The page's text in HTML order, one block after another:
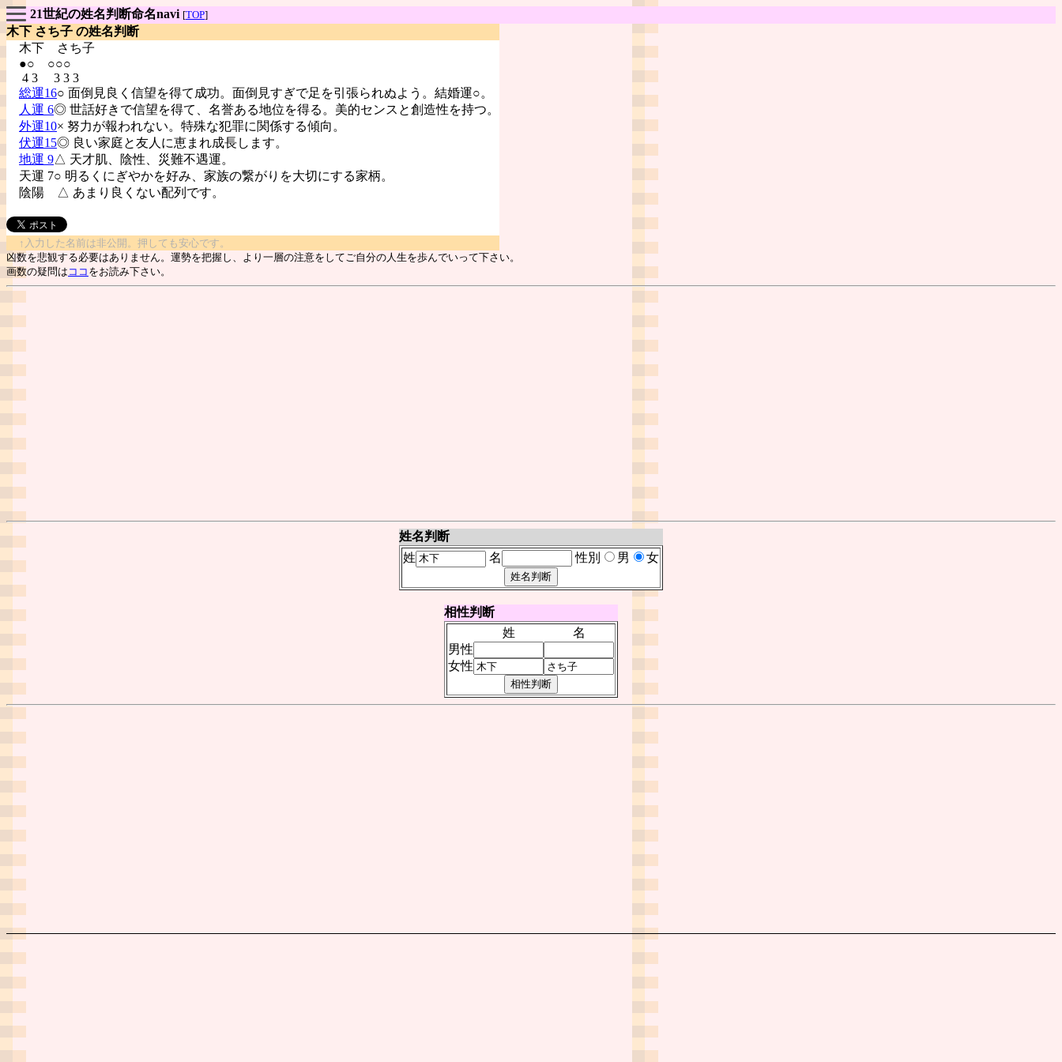
21世紀の姓名判断命名navi [TOP]
木下 さち子 の姓名判断
木下
さち子
●○ ○○○
4 3 3 3 3
総運16○ 面倒見良く信望を得て成功。面倒見すぎで足を引張られぬよう。結婚運○。
人運 6◎ 世話好きで信望を得て、名誉ある地位を得る。美的センスと創造性を持つ。
外運10× 努力が報われない。特殊な犯罪に関係する傾向。
伏運15◎ 良い家庭と友人に恵まれ成長します。
地運 9△ 天才肌、陰性、災難不遇運。
天運 7○ 明るくにぎやかを好み、家族の繋がりを大切にする家柄。
陰陽
△ あまり良くない配列です。
↑入力した名前は非公開。押しても安心です。
凶数を悲観する必要はありません。運勢を把握し、より一層の注意をしてご自分の人生を歩んでいって下さい。
画数の疑問は ココ をお読み下さい。
姓名判断
姓
名 性別 男 女
相性判断
姓
名
男性
女性